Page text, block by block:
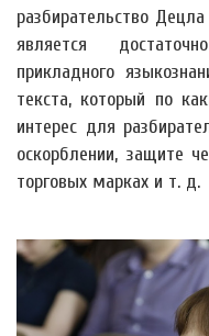
разбирательство
является
прикладного
текста, который по
интерес для
оскорблении, защите
торговых марках и т. д.